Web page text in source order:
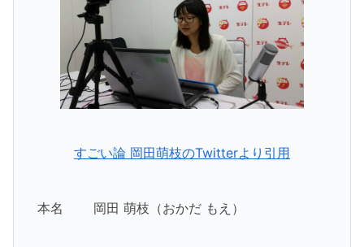
すごい論 岡田萌枝のTwitterより引用
本名 岡田 萌枝（おかだ もえ）